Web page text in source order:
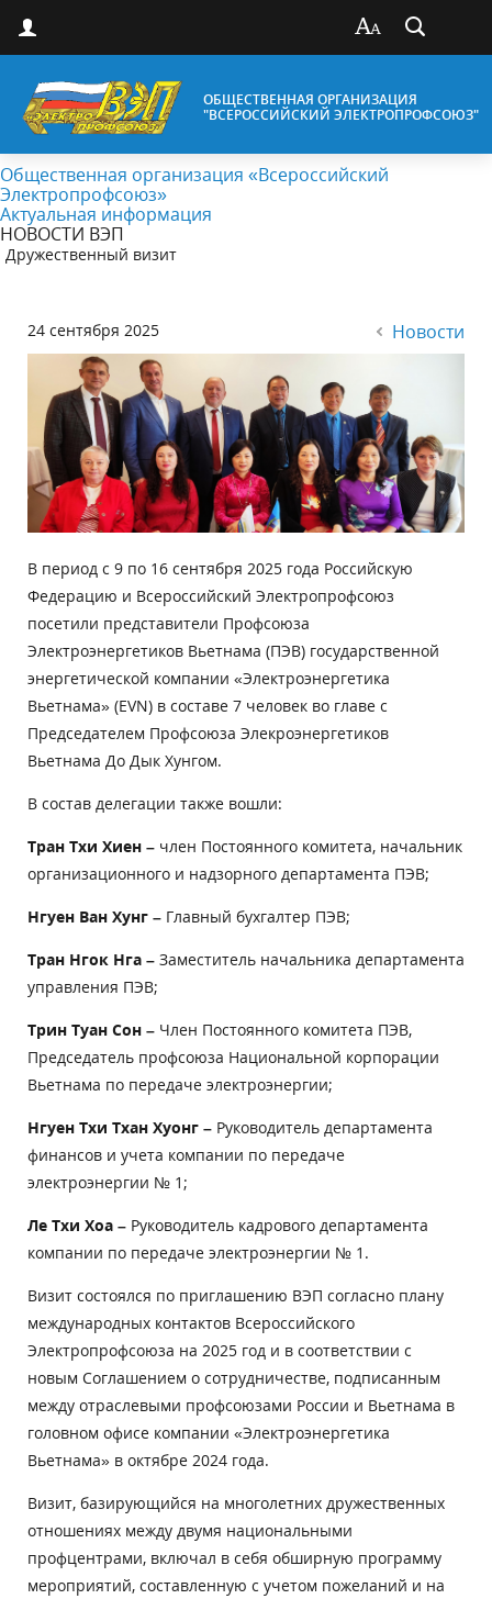
ОБЩЕСТВЕННАЯ ОРГАНИЗАЦИЯ
"ВСЕРОССИЙСКИЙ ЭЛЕКТРОПРОФСОЮЗ"
Общественная организация «Всероссийский
Электропрофсоюз»
Актуальная информация
НОВОСТИ ВЭП
Дружественный визит
24 сентября 2025 Новости
В период с 9 по 16 сентября 2025 года Российскую
Федерацию и Всероссийский Электропрофсоюз
посетили представители Профсоюза
Электроэнергетиков Вьетнама (ПЭВ) государственной
энергетической компании «Электроэнергетика
Вьетнама» (EVN) в составе 7 человек во главе с
Председателем Профсоюза Элекроэнергетиков
Вьетнама До Дык Хунгом.
В состав делегации также вошли:
Тран Тхи Хиен – член Постоянного комитета, начальник
организационного и надзорного департамента ПЭВ;
Нгуен Ван Хунг – Главный бухгалтер ПЭВ;
Тран Нгок Нга – Заместитель начальника департамента
управления ПЭВ;
Трин Туан Сон – Член Постоянного комитета ПЭВ,
Председатель профсоюза Национальной корпорации
Вьетнама по передаче электроэнергии;
Нгуен Тхи Тхан Хуонг – Руководитель департамента
финансов и учета компании по передаче
электроэнергии № 1;
Ле Тхи Хоа – Руководитель кадрового департамента
компании по передаче электроэнергии № 1.
Визит состоялся по приглашению ВЭП согласно плану
международных контактов Всероссийского
Электропрофсоюза на 2025 год и в соответствии с
новым Соглашением о сотрудничестве, подписанным
между отраслевыми профсоюзами России и Вьетнама в
головном офисе компании «Электроэнергетика
Вьетнама» в октябре 2024 года.
Визит, базирующийся на многолетних дружественных
отношениях между двумя национальными
профцентрами, включал в себя обширную программу
мероприятий, составленную с учетом пожеланий и на